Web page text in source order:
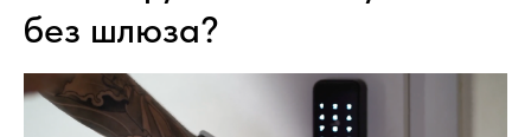
без шлюза?